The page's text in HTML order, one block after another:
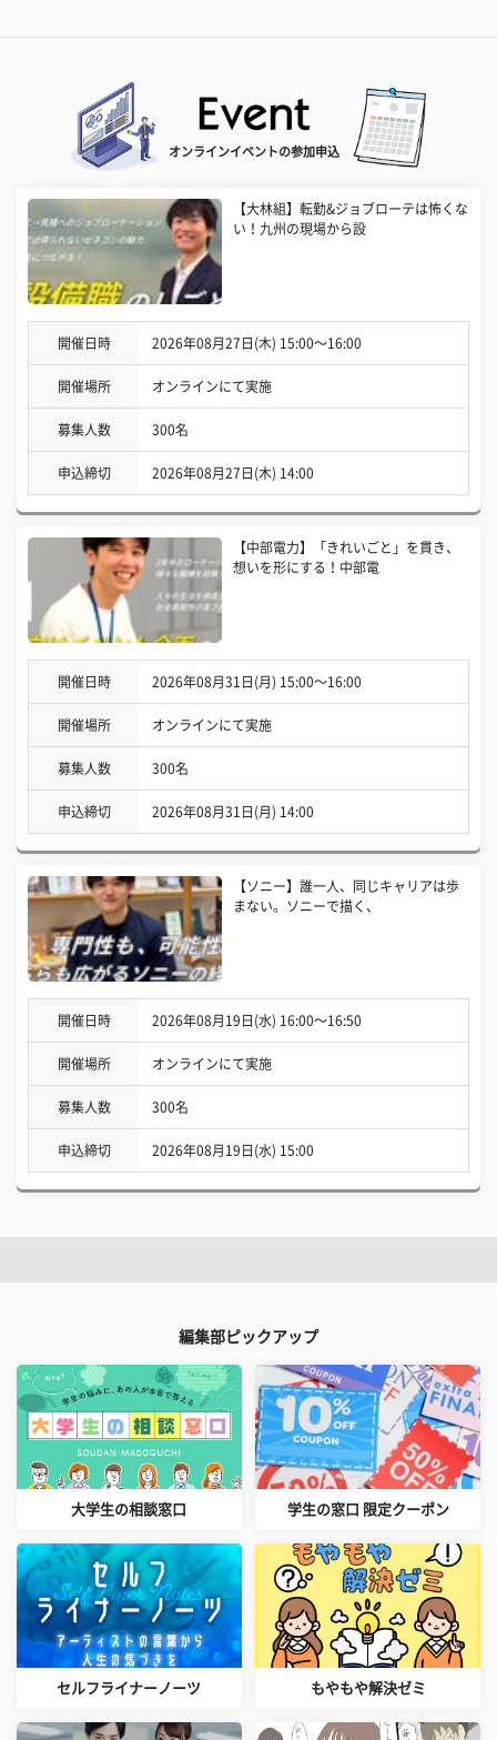
オンラインイベントの参加申込
【大林組】転勤&ジョブローテは怖くな
い！九州の現場から設
開催日時 2026年08月27日(木) 15:00〜16:00
開催場所 オンラインにて実施
募集人数 300名
申込締切 2026年08月27日(木) 14:00
【中部電力】「きれいごと」を貫き、
想いを形にする！中部電
開催日時 2026年08月31日(月) 15:00〜16:00
開催場所 オンラインにて実施
募集人数 300名
申込締切 2026年08月31日(月) 14:00
【ソニー】誰一人、同じキャリアは歩
まない。ソニーで描く、
開催日時 2026年08月19日(水) 16:00〜16:50
開催場所 オンラインにて実施
募集人数 300名
申込締切 2026年08月19日(水) 15:00
編集部ピックアップ
大学生の相談窓口 学生の窓口 限定クーポン
セルフライナーノーツ もやもや解決ゼミ